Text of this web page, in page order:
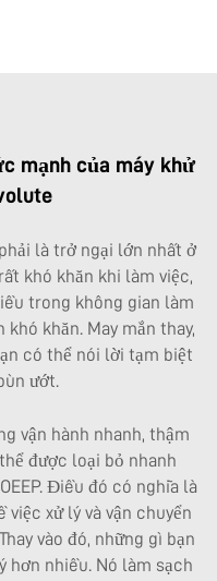
mạnh của máy khử
là trở ngại lớn nhất ở
khó khăn khi làm việc,
trong không gian làm
khăn. May mắn thay,
có thể nói lời tạm biệt
ướt.
vận hành nhanh, thậm
được loại bỏ nhanh
Điều đó có nghĩa là
xử lý và vận chuyển
vào đó, những gì bạn
hơn nhiều. Nó làm sạch